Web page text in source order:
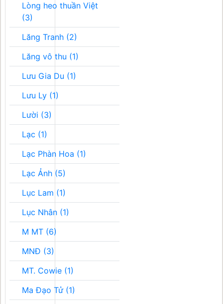
Lòng heo thuần Việt
(3)
Lăng Tranh (2)
Lăng vô thu (1)
Lưu Gia Du (1)
Lưu Ly (1)
Lười (3)
Lạc (1)
Lạc Phàn Hoa (1)
Lạc Ảnh (5)
Lục Lam (1)
Lục Nhân (1)
M MT (6)
MNĐ (3)
MT. Cowie (1)
Ma Đạo Tử (1)